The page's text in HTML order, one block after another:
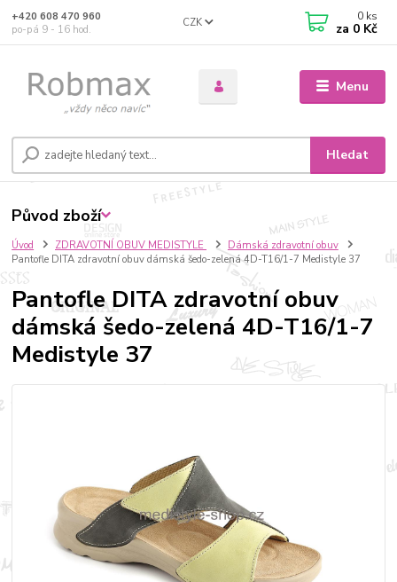
Menu
CZK
Hledat
+420 608 470 960
po-pá 9 - 16 hod.
0 ks
za 0 Kč
Úvod ZDRAVOTNÍ OBUV MEDISTYLE
Dámská zdravotní obuv
Pantofle DITA zdravotní obuv dámská šedo-zelená 4D-T16/1-7 Medistyle 37
Pantofle DITA zdravotní obuv
dámská šedo-zelená 4D-T16/1-7
Medistyle 37
Původ zboží